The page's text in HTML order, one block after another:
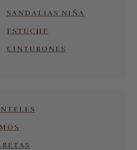
SANDALIAS NIÑA
ESTUCHE
CINTURONES